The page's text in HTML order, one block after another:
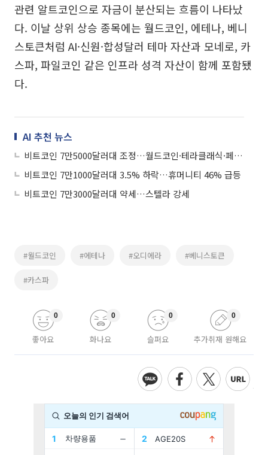
관련 알트코인으로 자금이 분산되는 흐름이 나타났
다. 이날 상위 상승 종목에는 월드코인, 에테나, 베니
스토큰처럼 AI·신원·합성달러 테마 자산과 모네로, 카
스파, 파일코인 같은 인프라 성격 자산이 함께 포함됐
다.
AI 추천 뉴스
비트코인 7만5000달러대 조정…월드코인·테라클래식·페치 강세
비트코인 7만1000달러대 3.5% 하락…휴머니티 46% 급등
비트코인 7만3000달러대 약세…스텔라 강세
#월드코인 #에테나 #오디에라 #베니스토큰
#카스파
좋아요
0
화나요
0
슬퍼요
0
추가취재 원해요
0